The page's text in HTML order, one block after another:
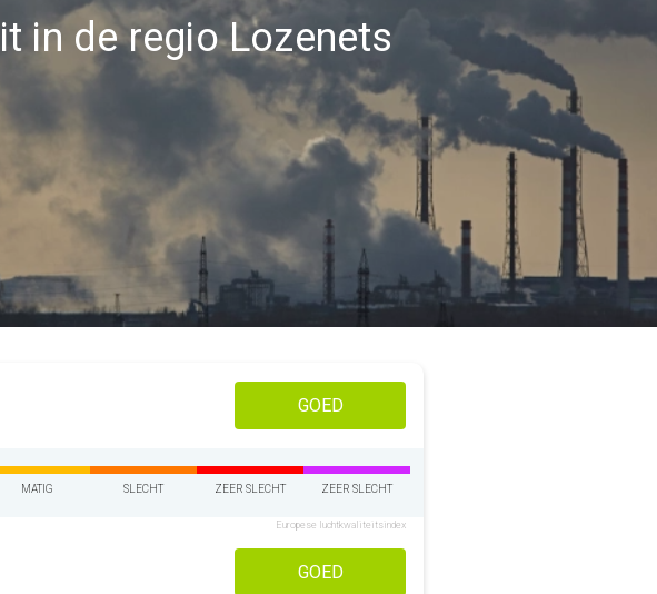
in de regio Lozenets
GOED
MATIG SLECHT ZEER SLECHT ZEER SLECHT
Europese luchtkwaliteitsindex
GOED